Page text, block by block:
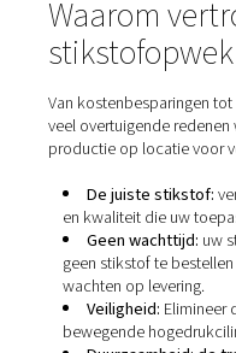
Hoe
aan
Het gebruik van
verpakking in een
de gasvormige
verpakking wordt
technologieën zijn
vullen of de